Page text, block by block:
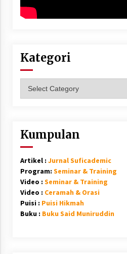
Kategori
Kumpulan
Artikel : Jurnal Suficademic
Program: Seminar & Training
Video : Seminar & Training
Video : Ceramah & Orasi
Puisi : Puisi Hikmah
Buku : Buku Said Muniruddin